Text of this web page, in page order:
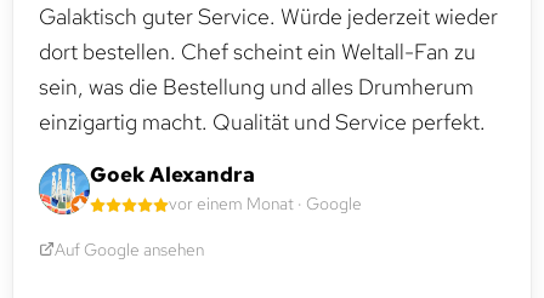
Galaktisch guter Service. Würde jederzeit wieder
dort bestellen. Chef scheint ein Weltall-Fan zu
sein, was die Bestellung und alles Drumherum
einzigartig macht. Qualität und Service perfekt.
Goek Alexandra
vor einem Monat · Google
Auf Google ansehen